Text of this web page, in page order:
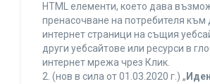
HTML елементи, което дава
пренасочване на потребителя към
интернет страници на същия
други уебсайтове или ресурси в
интернет мрежа чрез Клик.
2. (нов в сила от 01.03.2020 г.) „